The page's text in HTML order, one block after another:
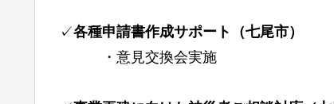
✓各種申請書作成サポート（七尾市）
・意見交換会実施